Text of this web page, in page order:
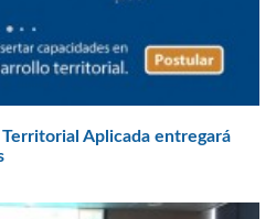
Aplicada entregará